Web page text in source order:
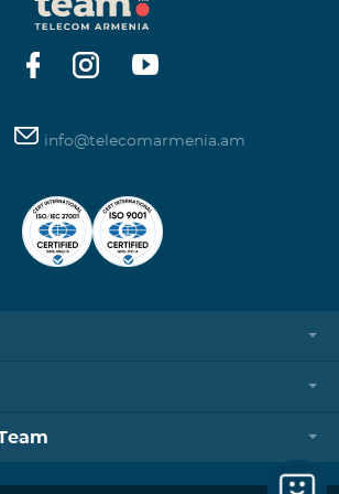
корректной идентификации Wi-
быть отключен
info@telecomarmenia.am